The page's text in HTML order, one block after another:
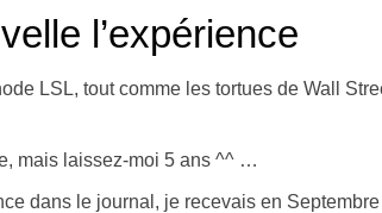
l’expérience
LSL, tout comme les tortues de Wall
mais laissez-moi 5 ans ^^ …
dans le journal, je recevais en